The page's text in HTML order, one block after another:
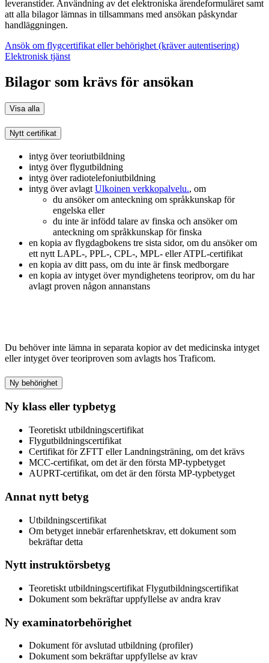
leveranstider. Användning av det elektroniska ärendeformuläret samt
att alla bilagor lämnas in tillsammans med ansökan påskyndar
handläggningen.
Ansök om flygcertifikat eller behörighet (kräver autentisering)
Elektronisk tjänst
Bilagor som krävs för ansökan
Visa alla
Nytt certifikat
intyg över teoriutbildning
intyg över flygutbildning
intyg över radiotelefoniutbildning
intyg över avlagt Ulkoinen verkkopalvelu., om
du ansöker om anteckning om språkkunskap för
engelska eller
du inte är infödd talare av finska och ansöker om
anteckning om språkkunskap för finska
en kopia av flygdagbokens tre sista sidor, om du ansöker om
ett nytt LAPL-, PPL-, CPL-, MPL- eller ATPL-certifikat
en kopia av ditt pass, om du inte är finsk medborgare
en kopia av intyget över myndighetens teoriprov, om du har
avlagt proven någon annanstans
Du behöver inte lämna in separata kopior av det medicinska intyget
eller intyget över teoriproven som avlagts hos Traficom.
Ny behörighet
Ny klass eller typbetyg
Teoretiskt utbildningscertifikat
Flygutbildningscertifikat
Certifikat för ZFTT eller Landningsträning, om det krävs
MCC-certifikat, om det är den första MP-typbetyget
AUPRT-certifikat, om det är den första MP-typbetyget
Annat nytt betyg
Utbildningscertifikat
Om betyget innebär erfarenhetskrav, ett dokument som
bekräftar detta
Nytt instruktörsbetyg
Teoretiskt utbildningscertifikat Flygutbildningscertifikat
Dokument som bekräftar uppfyllelse av andra krav
Ny examinatorbehörighet
Dokument för avslutad utbildning (profiler)
Dokument som bekräftar uppfyllelse av krav